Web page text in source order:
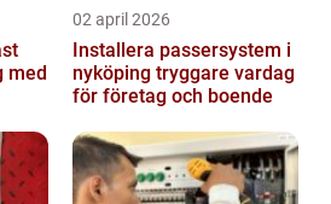
med
02 april 2026
Installera passersystem i
nyköping tryggare vardag
för företag och boende